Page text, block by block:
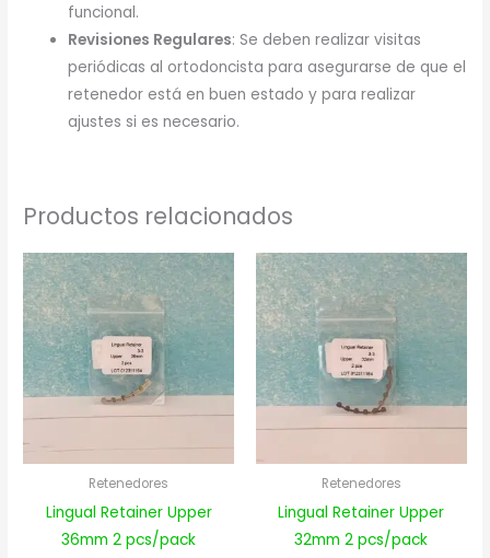
funcional.
Revisiones Regulares: Se deben realizar visitas
periódicas al ortodoncista para asegurarse de que el
retenedor está en buen estado y para realizar
ajustes si es necesario.
Productos relacionados
Retenedores
Lingual Retainer Upper
36mm 2 pcs/pack
Retenedores
Lingual Retainer Upper
32mm 2 pcs/pack